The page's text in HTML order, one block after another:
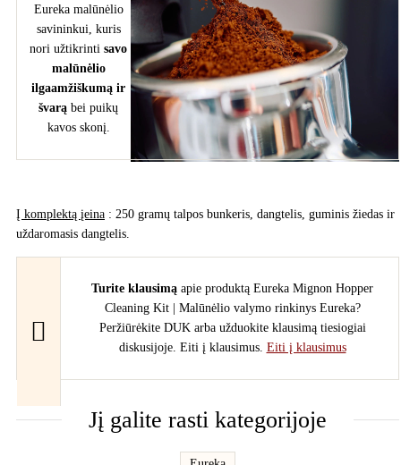
Eureka malūnėlio
savininkui, kuris
nori užtikrinti savo
malūnėlio
ilgaamžiškumą ir
švarą bei puikų
kavos skonį.
Į komplektą įeina : 250 gramų talpos bunkeris, dangtelis, guminis žiedas ir
uždaromasis dangtelis.
Turite klausimą apie produktą Eureka Mignon Hopper
Cleaning Kit | Malūnėlio valymo rinkinys Eureka?
Peržiūrėkite DUK arba užduokite klausimą tiesiogiai
diskusijoje. Eiti į klausimus. Eiti į klausimus
Jį galite rasti kategorijoje